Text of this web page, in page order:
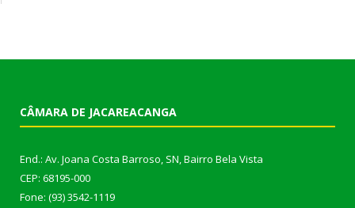
CÂMARA DE JACAREACANGA
End.: Av. Joana Costa Barroso, SN, Bairro Bela Vista
CEP: 68195-000
Fone: (93) 3542-1119